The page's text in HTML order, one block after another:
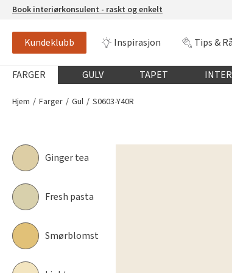
Book interiørkonsulent - raskt og enkelt
Kundeklubb Inspirasjon Tips &
Globalnavigasjon mobil
FARGER GULV TAPET
S0603-Y40R
Hjem Farger Gul S0603-Y40R
Ginger tea
Fresh pasta
Smørblomst